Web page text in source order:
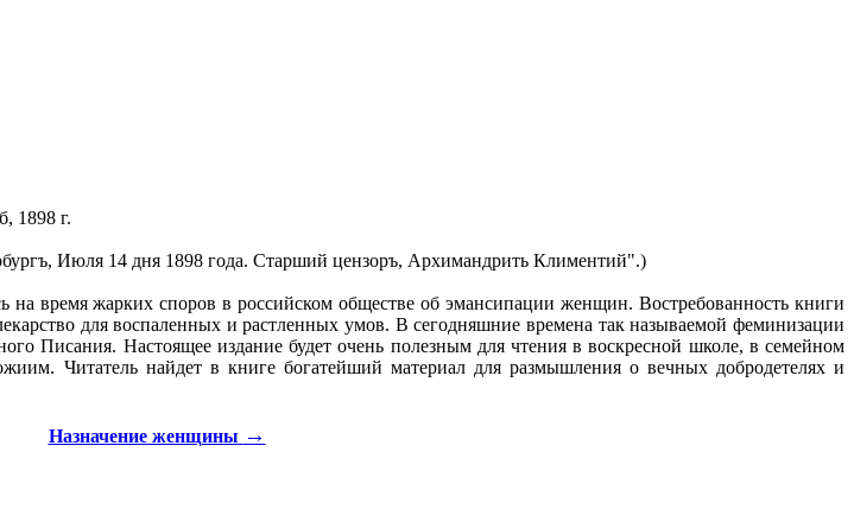
1898 г.
Июля 14 дня 1898 года. Старший цензоръ, Архимандрить Климентий".)
время жарких споров в российском обществе об эмансипации женщин. Востребованность книги
для воспаленных и растленных умов. В сегодняшние времена так называемой феминизации
Писания. Настоящее издание будет очень полезным для чтения в воскресной школе, в семейном
Читатель найдет в книге богатейший материал для размышления о вечных добродетелях и
Назначение женщины →